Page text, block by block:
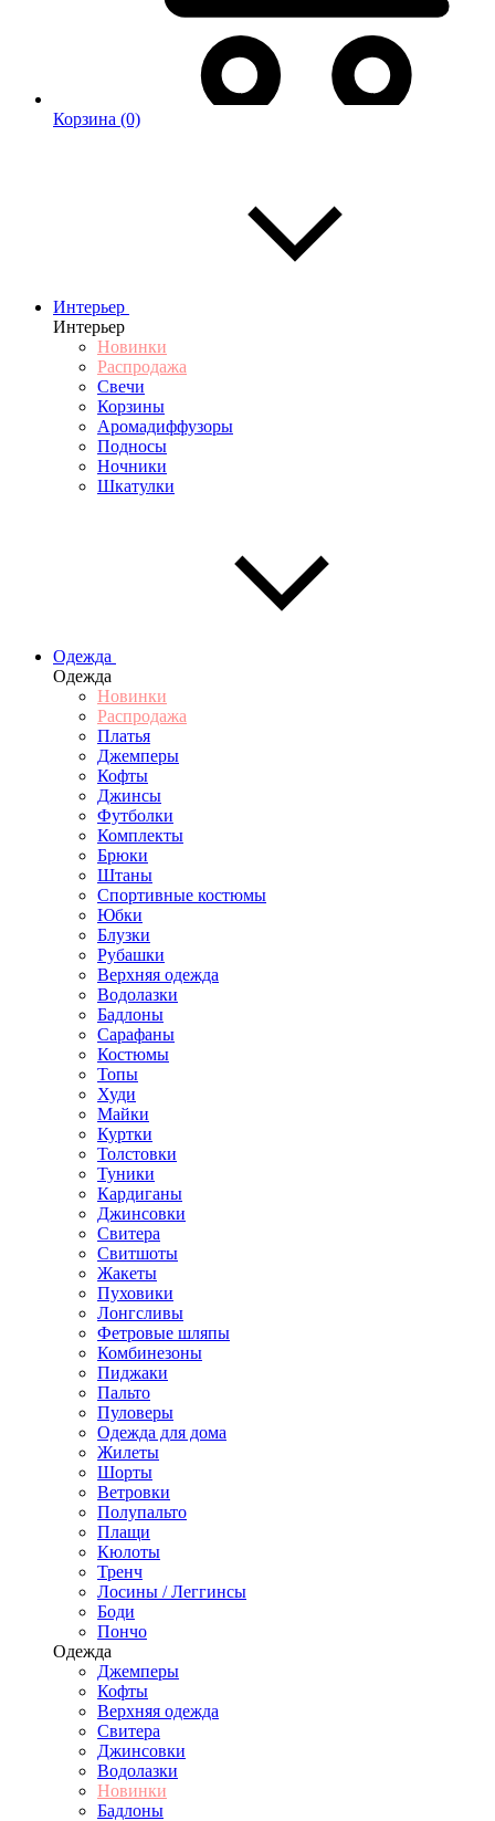
Корзина (0)
Интерьер
Интерьер
Новинки
Распродажа
Свечи
Корзины
Аромадиффузоры
Подносы
Ночники
Шкатулки
Одежда
Одежда
Новинки
Распродажа
Платья
Джемперы
Кофты
Джинсы
Футболки
Комплекты
Брюки
Штаны
Спортивные костюмы
Юбки
Блузки
Рубашки
Верхняя одежда
Водолазки
Бадлоны
Сарафаны
Костюмы
Топы
Худи
Майки
Куртки
Толстовки
Туники
Кардиганы
Джинсовки
Свитера
Свитшоты
Жакеты
Пуховики
Лонгсливы
Фетровые шляпы
Комбинезоны
Пиджаки
Пальто
Пуловеры
Одежда для дома
Жилеты
Шорты
Ветровки
Полупальто
Плащи
Кюлоты
Тренч
Лосины / Леггинсы
Боди
Пончо
Одежда
Джемперы
Кофты
Верхняя одежда
Свитера
Джинсовки
Водолазки
Новинки
Бадлоны